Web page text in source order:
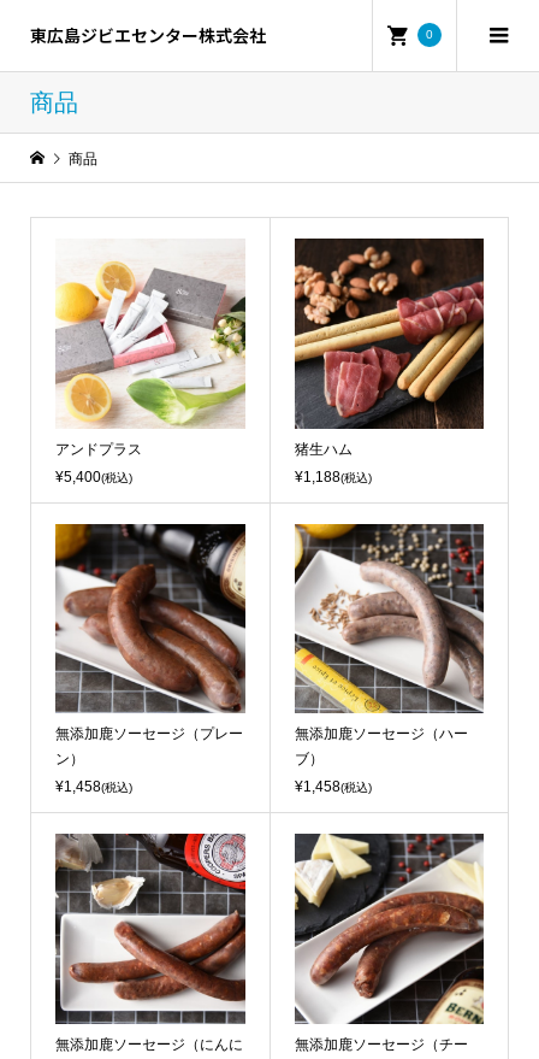
東広島ジビエセンター株式会社 0
商品
商品
アンドプラス
¥5,400(税込)
猪生ハム
¥1,188(税込)
無添加鹿ソーセージ（プレー
ン）
¥1,458(税込)
無添加鹿ソーセージ（ハー
ブ）
¥1,458(税込)
無添加鹿ソーセージ（にんに
無添加鹿ソーセージ（チー